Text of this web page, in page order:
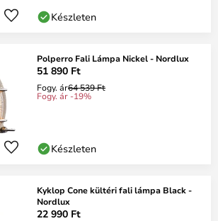
Készleten
Polperro Fali Lámpa Nickel - Nordlux
51 890 Ft
Fogy. ár64 539 Ft
Fogy. ár -19%
Készleten
Kyklop Cone kültéri fali lámpa Black -
Nordlux
22 990 Ft